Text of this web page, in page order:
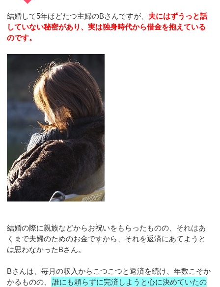
結婚して5年ほどたつ主婦のBさんですが、 夫にはずうっと話
していない秘密があり、実は独身時代から借金を抱えている
のです。
結婚の際に親族などからお祝いをもらったものの、それはあ
くまで夫婦のためのお金ですから、それを返済にあてようと
は思わなかったBさん。
Bさんは、毎月の収入からこつこつと返済を続け、年数こそか
かるものの、
誰にも頼らずに完済しようと心に決めていたの